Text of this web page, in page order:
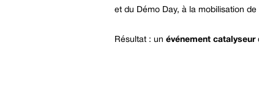
et du Démo Day, à la mobilisation
Résultat : un événement catalyseur